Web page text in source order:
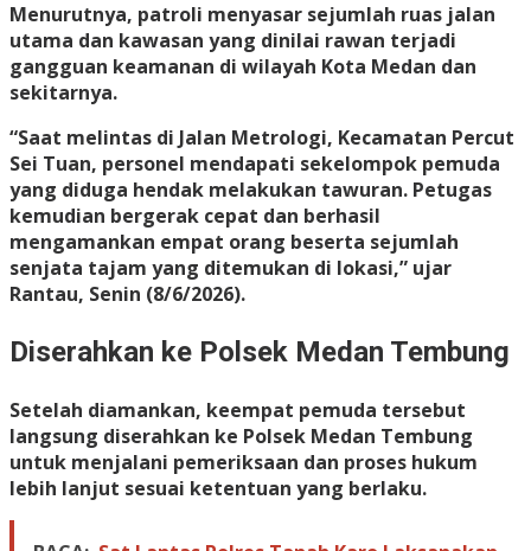
Menurutnya, patroli menyasar sejumlah ruas jalan
utama dan kawasan yang dinilai rawan terjadi
gangguan keamanan di wilayah Kota Medan dan
sekitarnya.
“Saat melintas di Jalan Metrologi, Kecamatan Percut
Sei Tuan, personel mendapati sekelompok pemuda
yang diduga hendak melakukan tawuran. Petugas
kemudian bergerak cepat dan berhasil
mengamankan empat orang beserta sejumlah
senjata tajam yang ditemukan di lokasi,” ujar
Rantau, Senin (8/6/2026).
Diserahkan ke Polsek Medan Tembung
Setelah diamankan, keempat pemuda tersebut
langsung diserahkan ke Polsek Medan Tembung
untuk menjalani pemeriksaan dan proses hukum
lebih lanjut sesuai ketentuan yang berlaku.